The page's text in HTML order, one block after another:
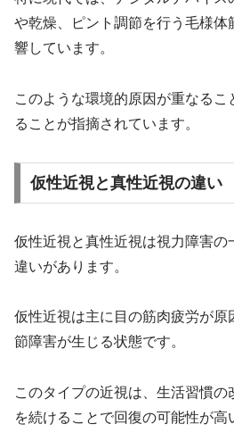
や乾燥、ピント調節を行う毛様体
響しています。
このような環境的原因が重なる
ることが指摘されています。
仮性近視と真性近視の違い
仮性近視と真性近視は視力障害の
違いがあります。
仮性近視は主に目の筋肉疲労が原
節障害が生じる状態です。
このタイプの近視は、生活習慣
を続けることで回復の可能性が高